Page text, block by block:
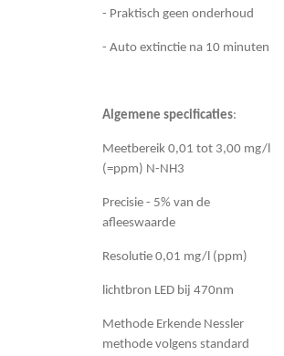
- Praktisch geen onderhoud
- Auto extinctie na 10 minuten
Algemene specificaties:
Meetbereik 0,01 tot 3,00 mg/l
(=ppm) N-NH3
Precisie - 5% van de
afleeswaarde
Resolutie 0,01 mg/l (ppm)
lichtbron LED bij 470nm
Methode Erkende Nessler
methode volgens standard